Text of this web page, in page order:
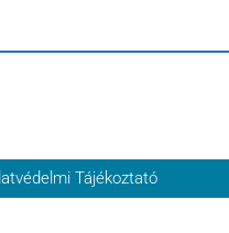
Tájékoztató